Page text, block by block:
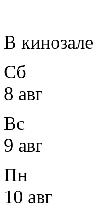
В кинозале
Сб
8 авг
Вс
9 авг
Пн
10 авг